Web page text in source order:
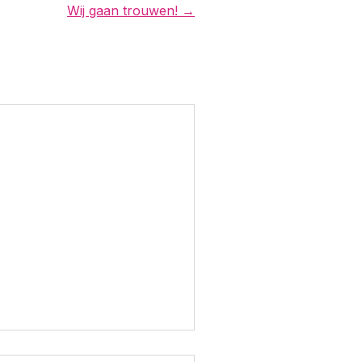
Wij gaan trouwen! →